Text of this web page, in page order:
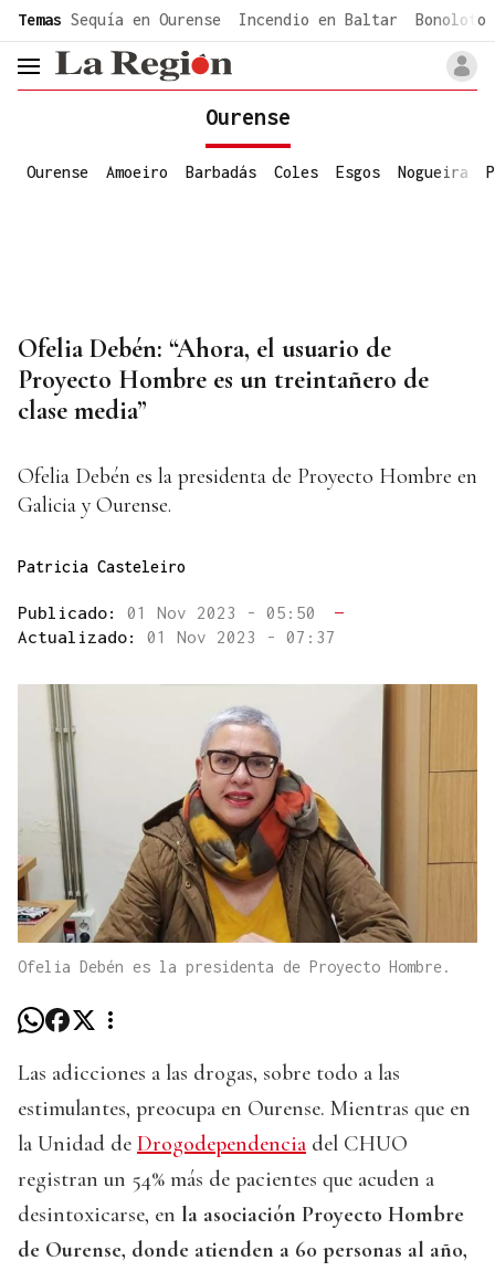
common.go-to-content
Temas Sequía en Ourense Incendio en Baltar Bonoloto
header.menu.open
Ourense
Ourense Amoeiro Barbadás Coles Esgos Nogueira
Ofelia Debén: “Ahora, el usuario de
Proyecto Hombre es un treintañero de
clase media”
Ofelia Debén es la presidenta de Proyecto Hombre en
Galicia y Ourense.
Patricia Casteleiro
Publicado: 01 Nov 2023 - 05:50
—
Actualizado: 01 Nov 2023 - 07:37
Ofelia Debén es la presidenta de Proyecto Hombre.
Las adicciones a las drogas, sobre todo a las
estimulantes, preocupa en Ourense. Mientras que en
la Unidad de Drogodependencia del CHUO
registran un 54% más de pacientes que acuden a
desintoxicarse, en la asociación Proyecto Hombre
de Ourense, donde atienden a 60 personas al año,